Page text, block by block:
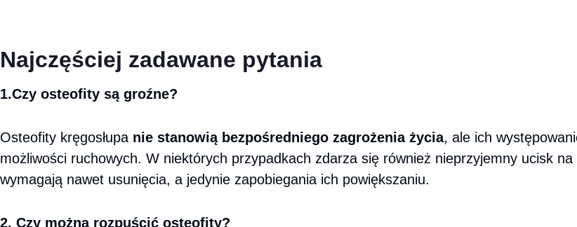
Najczęściej zadawane pytania
1.Czy osteofity są groźne?
Osteofity kręgosłupa nie stanowią bezpośredniego zagrożenia życia, ale ich
możliwości ruchowych. W niektórych przypadkach zdarza się również nieprzyjemny ucisk
wymagają nawet usunięcia, a jedynie zapobiegania ich powiększaniu.
2. Czy można rozpuścić osteofity?